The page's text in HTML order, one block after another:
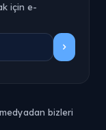
için e-
bizleri